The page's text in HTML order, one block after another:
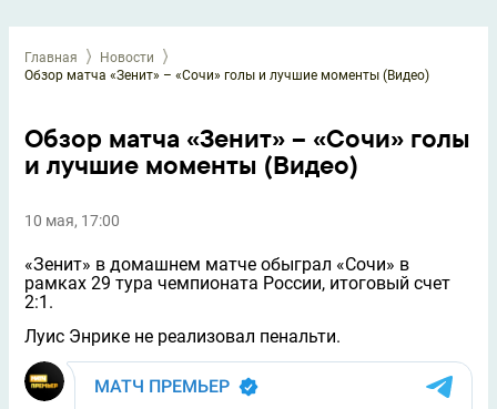
Главная
Новости
Обзор матча «Зенит» – «Сочи» голы и лучшие моменты (Видео)
Обзор матча «Зенит» – «Сочи» голы
и лучшие моменты (Видео)
10 мая, 17:00
«Зенит» в домашнем матче обыграл «Сочи» в
рамках 29 тура чемпионата России, итоговый счет
2:1.
Луис Энрике не реализовал пенальти.